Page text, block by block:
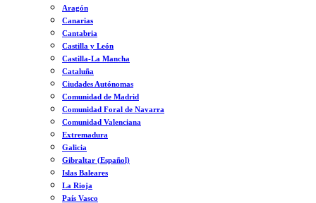
Aragón
Canarias
Cantabria
Castilla y León
Castilla-La Mancha
Cataluña
Ciudades Autónomas
Comunidad de Madrid
Comunidad Foral de Navarra
Comunidad Valenciana
Extremadura
Galicia
Gibraltar (Español)
Islas Baleares
La Rioja
País Vasco